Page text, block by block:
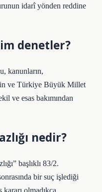
idarî yönden reddine
denetler?
kanunların,
ve Türkiye Büyük Millet
ve esas bakımından
nedir?
başlıklı 83/2.
bir suç işlediği
olmadıkça